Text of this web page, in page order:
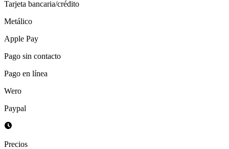
Tarjeta bancaria/crédito
Metálico
Apple Pay
Pago sin contacto
Pago en línea
Wero
Paypal
Precios